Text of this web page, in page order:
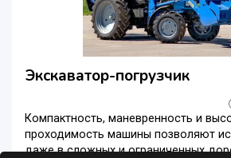
Экскаватор-погрузчик
Компактность, маневренность и
проходимость машины позволяют
даже в сложных и ограниченных